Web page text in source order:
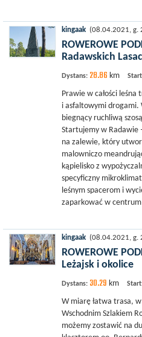
kingaak (08.04.2021, g.
ROWEROWE
Radawskich
Dystans: 28.86 km
Prawie w całości
i asfaltowymi drogami.
biegnący ruchliwą
Startujemy w Radawie
na zalewie, który
malowniczo
kąpielisko z
specyficzny
leśnym spacerom i
zaparkować w
kingaak (08.04.2021, g.
ROWEROWE
Leżajsk i okolice
Dystans: 30.29 km
W miarę łatwa trasa,
Wschodnim Szlakiem
możemy zostawić na